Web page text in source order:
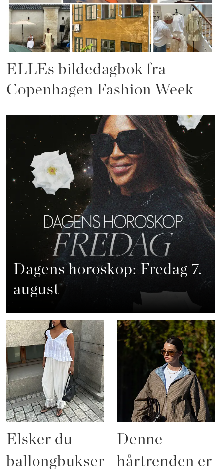
ELLEs bildedagbok fra
Copenhagen Fashion Week
Dagens horoskop: Fredag 7.
august
Elsker du
ballongbukser?
Denne
hårtrenden er